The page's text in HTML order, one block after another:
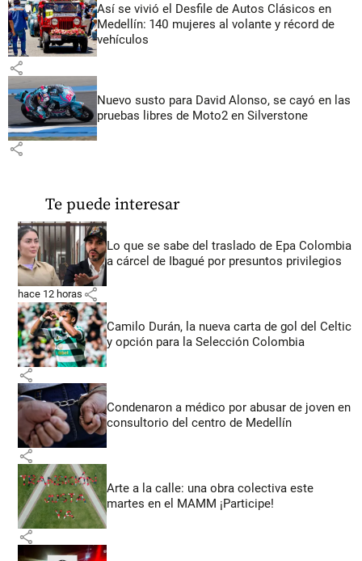
Así se vivió el Desfile de Autos Clásicos en
Medellín: 140 mujeres al volante y récord de
vehículos
share
Nuevo susto para David Alonso, se cayó en las
pruebas libres de Moto2 en Silverstone
share
Te puede interesar
Lo que se sabe del traslado de Epa Colombia
a cárcel de Ibagué por presuntos privilegios
hace 12 horas share
Camilo Durán, la nueva carta de gol del Celtic
y opción para la Selección Colombia
share
Condenaron a médico por abusar de joven en
consultorio del centro de Medellín
share
Arte a la calle: una obra colectiva este
martes en el MAMM ¡Participe!
share